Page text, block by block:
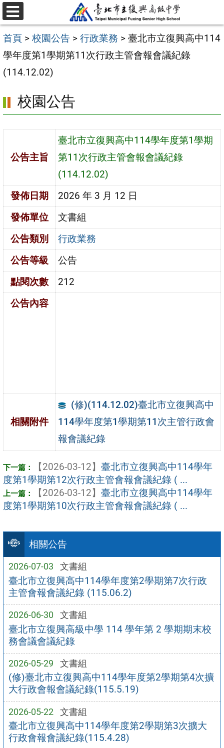
跳
至
主
要
內
區
選
單
首頁 > 校園公告 > 行政業務 > 臺北市立復興高中114
學年度第1學期第11次行政主管會報會議紀錄
(114.12.02)
相關公告
2026-07-03 文書組
臺北市立復興高中114學年度第2學期第7次行政
主管會報會議紀錄 (115.06.2)
2026-06-30 文書組
臺北市立復興高級中學 114 學年第 2 學期期末校
務會議會議紀錄
2026-05-29 文書組
(修)臺北市立復興高中114學年度第2學期第4次擴
大行政會報會議紀錄(115.5.19)
2026-05-22 文書組
臺北市立復興高中114學年度第2學期第3次擴大
行政會報會議紀錄(115.4.28)
校園公告
公告主旨
臺北市立復興高中114學年度第1學期
第11次行政主管會報會議紀錄
(114.12.02)
發佈日期
2026 年 3 月 12 日
發佈單位
文書組
公告類別
行政業務
公告等級
公告
點閱次數
212
公告內容
相關附件
(修)(114.12.02)臺北市立復興高中
114學年度第1學期第11次主管行政會
報會議紀錄
【2026-03-12】 臺北市立復興高中114學年
度第1學期第12次行政主管會報會議紀錄 ( ...
【2026-03-12】 臺北市立復興高中114學年
度第1學期第10次行政主管會報會議紀錄 ( ...